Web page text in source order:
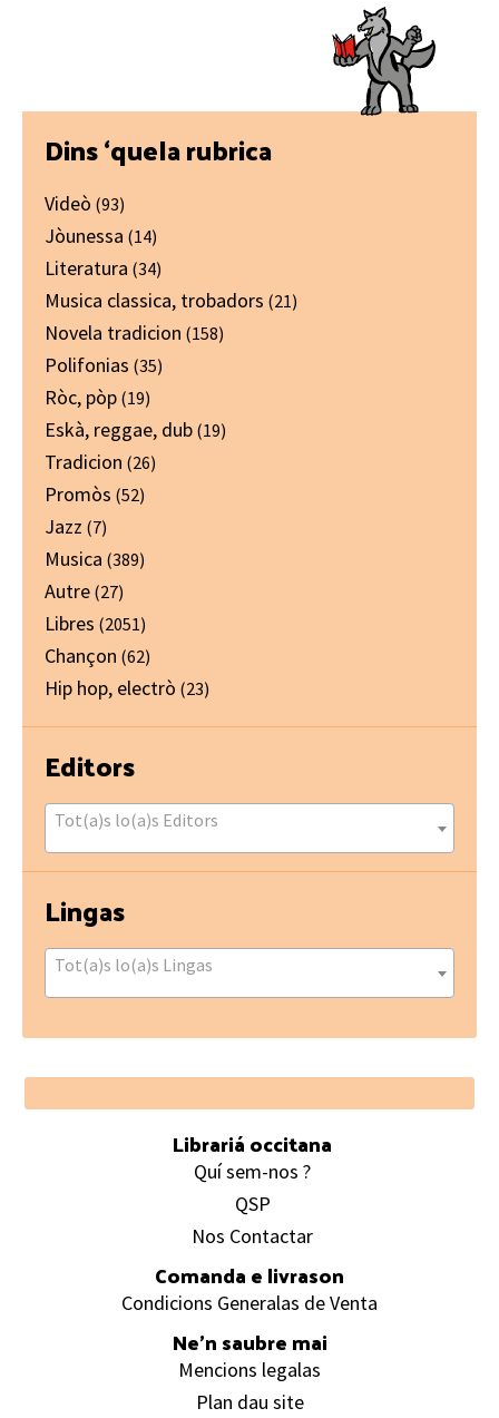
Primary
Sidebar
Dins ‘quela rubrica
Videò (93)
Jòunessa (14)
Literatura (34)
Musica classica, trobadors (21)
Novela tradicion (158)
Polifonias (35)
Ròc, pòp (19)
Eskà, reggae, dub (19)
Tradicion (26)
Promòs (52)
Jazz (7)
Musica (389)
Autre (27)
Libres (2051)
Chançon (62)
Hip hop, electrò (23)
Editors
Tot(a)s lo(a)s Editors
Lingas
Tot(a)s lo(a)s Lingas
Footer
Librariá occitana
Quí sem-nos ?
QSP
Nos Contactar
Comanda e livrason
Condicions Generalas de Venta
Ne’n saubre mai
Mencions legalas
Plan dau site